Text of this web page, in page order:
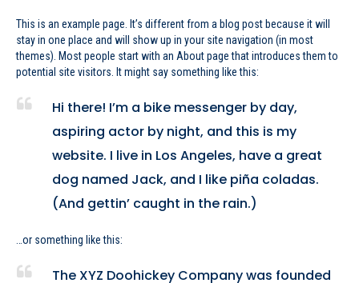
This is an example page. It’s different from a blog post because it will
stay in one place and will show up in your site navigation (in most
themes). Most people start with an About page that introduces them to
potential site visitors. It might say something like this:
Hi there! I’m a bike messenger by day,
aspiring actor by night, and this is my
website. I live in Los Angeles, have a great
dog named Jack, and I like piña coladas.
(And gettin’ caught in the rain.)
…or something like this:
The XYZ Doohickey Company was founded